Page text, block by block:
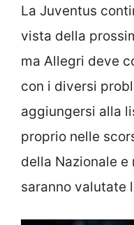
La Juventus
vista della
ma Allegri deve
con i diversi
aggiungersi alla
proprio nelle
della Nazionale e
saranno valutate